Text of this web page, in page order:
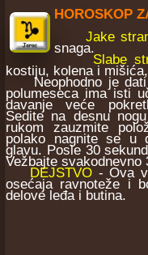
HOROSKOP
Jake
snaga.
Slabe
kostiju, kolena i
Neophodno je dati
polumeseca ima isti
davanje veće
Sedite na desnu
rukom zauzmite
polako nagnite se u
glavu. Posle 30
Vežbajte svakodnevno
DEJSTVO - Ova
osećaja ravnoteže i
delove leđa i butina.